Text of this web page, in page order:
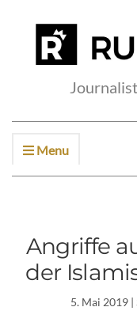
Menu
Angriffe
der
5. Mai 2019|